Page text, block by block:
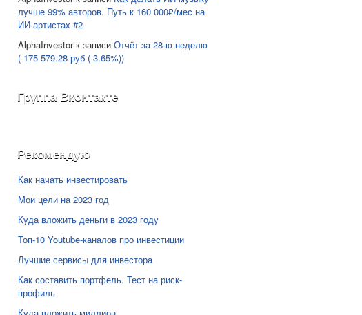
лучше 99% авторов. Путь к 160 000₽/мес на
ИИ-артистах #2
AlphaInvestorк записи Отчёт за 28-ю неделю
(-175 579.28 руб (-3.65%))
Группа Вконтакте
Рекомендую
Как начать инвестировать
Мои цели на 2023 год
Куда вложить деньги в 2023 году
Топ-10 Youtube-каналов про инвестиции
Лучшие сервисы для инвестора
Как составить портфель. Тест на риск-
профиль